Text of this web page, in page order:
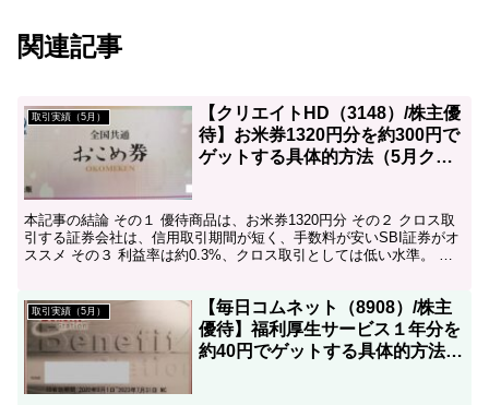
関連記事
取引実績（5月）
【クリエイトHD（3148）/株主優
待】お米券1320円分を約300円で
ゲットする具体的方法（5月クロ
本記事の結論 その１ 優待商品は、お米券1320円分 その２ クロス取
引する証券会社は、信用取引期間が短く、手数料が安いSBI証券がオ
ススメ その３ 利益率は約0.3%、クロス取引としては低い水準。 こ
取引実績（5月）
【毎日コムネット（8908）/株主
優待】福利厚生サービス１年分を
約40円でゲットする具体的方法